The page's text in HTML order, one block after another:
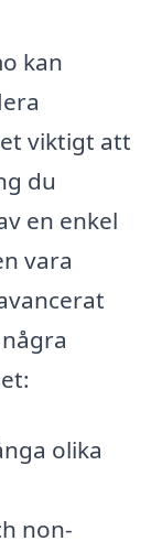
kan
viktigt att
du
en enkel
vara
olika
non-